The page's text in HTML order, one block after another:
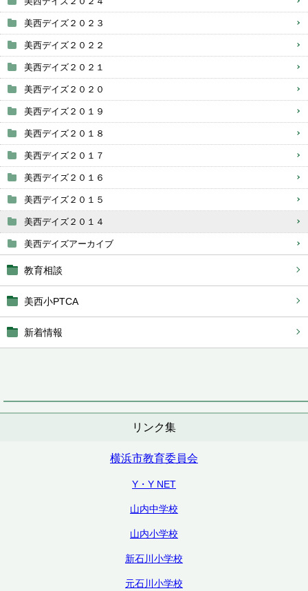
美西デイズ２０２３
美西デイズ２０２２
美西デイズ２０２１
美西デイズ２０２０
美西デイズ２０１９
美西デイズ２０１８
美西デイズ２０１７
美西デイズ２０１６
美西デイズ２０１５
美西デイズ２０１４
美西デイズアーカイブ
教育相談
美西小PTCA
新着情報
リンク集
横浜市教育委員会
Y・Y NET
山内中学校
山内小学校
新石川小学校
元石川小学校